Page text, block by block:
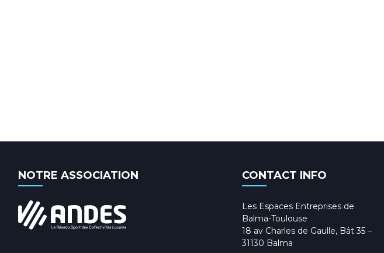
NOTRE ASSOCIATION CONTACT INFO
Les Espaces Entreprises de
Balma-Toulouse
18 av Charles de Gaulle, Bât 35 –
31130 Balma